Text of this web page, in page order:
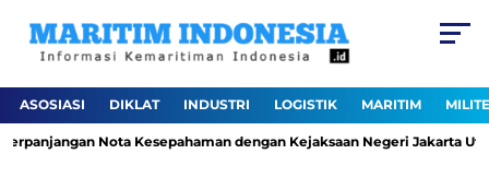
ASOSIASI DIKLAT INDUSTRI LOGISTIK MARITIM
Nota Kesepahaman dengan Kejaksaan Negeri Jakarta Utara